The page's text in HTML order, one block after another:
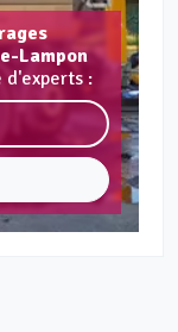
Lampon
d'experts :